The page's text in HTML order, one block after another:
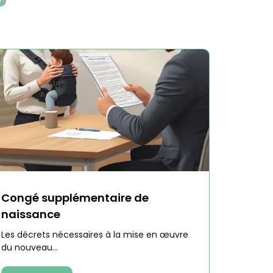
Congé supplémentaire de
naissance
Les décrets nécessaires à la mise en œuvre
du nouveau...